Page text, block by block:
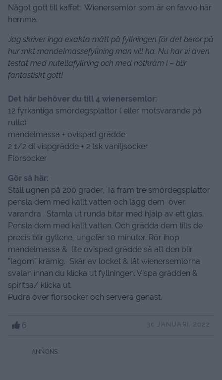
Något gott till kaffet: Wienersemlor som är en favvo här
hemma.
Jag skriver inga exakta mått på fyllningen för det beror på
hur mkt mandelmassefyllning man vill ha. Nu har vi även
testat med nutellafyllning och med nötkräm i – blir
fantastiskt gott!
Det här behöver du till 4 wienersemlor:
12 fyrkantiga smördegsplattor ( eller motsvarande på
rulle)
mandelmassa + ovispad grädde
2 1/2 dl vispgrädde + 2 tsk vaniljsocker
Florsocker
Gör så här:
Ställ ugnen på 200 grader, Ta fram tre smördegsplattor
pensla dem med kallt vatten och lägg dem över
varandra . Stamla ut runda bitar med hjälp av ett glas.
Pensla dem med kallt vatten. Och grädda dem tills de
precis blir gyllene, ungefär 10 minuter. Rör ihop
mandelmassa & lite ovispad grädde så att den blir
”lagom” krämig. Skär av locket & låt wienersemlorna
svalan innan du klicka ut fyllningen. Vispa grädden &
spiritsa/ klicka ut.
Pudra över florsocker och servera genast.
6 30 JANUARI, 2022